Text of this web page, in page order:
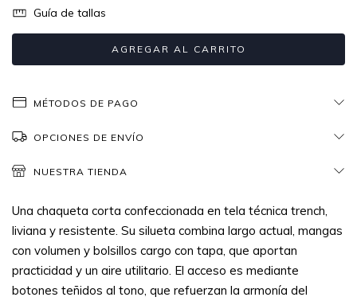
Guía de tallas
MÉTODOS DE PAGO
OPCIONES DE ENVÍO
NUESTRA TIENDA
Una chaqueta corta confeccionada en tela técnica trench,
liviana y resistente. Su silueta combina largo actual, mangas
con volumen y bolsillos cargo con tapa, que aportan
practicidad y un aire utilitario. El acceso es mediante
botones teñidos al tono, que refuerzan la armonía del